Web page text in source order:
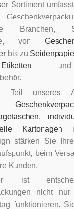
Sortiment
Branchen,
von
bis zu
Etiketten und
Teil unseres
,
Kartonagen
stärken Sie
beim
Kunden.
ist
nicht
funktionieren.